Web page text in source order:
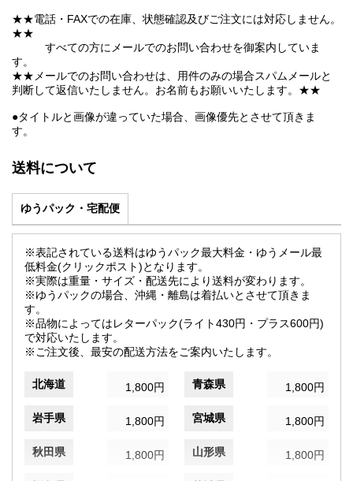
★★電話・FAXでの在庫、状態確認及びご注文には対応しません。
★★
すべての方にメールでのお問い合わせを御案内していま
す。
★★メールでのお問い合わせは、用件のみの場合スパムメールと
判断して返信いたしません。お名前もお願いいたします。★★
●タイトルと画像が違っていた場合、画像優先とさせて頂きま
す。
送料について
ゆうパック・宅配便
※表記されている送料はゆうパック最大料金・ゆうメール最
低料金(クリックポスト)となります。
※実際は重量・サイズ・配送先により送料が変わります。
※ゆうパックの場合、沖縄・離島は着払いとさせて頂きま
す。
※品物によってはレターパック(ライト430円・プラス600円)
で対応いたします。
※ご注文後、最安の配送方法をご案内いたします。
北海道 1,800円 青森県 1,800円
岩手県 1,800円 宮城県 1,800円
秋田県 1,800円 山形県 1,800円